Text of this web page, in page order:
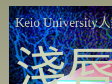
Keio University
淺